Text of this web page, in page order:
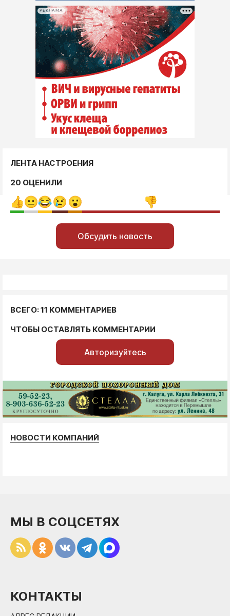
РЕКЛАМА
ЛЕНТА НАСТРОЕНИЯ
20 ОЦЕНИЛИ
Обсудить новость
ВСЕГО: 11 КОММЕНТАРИЕВ
ЧТОБЫ ОСТАВЛЯТЬ КОММЕНТАРИИ
Авторизуйтесь
НОВОСТИ КОМПАНИЙ
МЫ В СОЦСЕТЯХ
КОНТАКТЫ